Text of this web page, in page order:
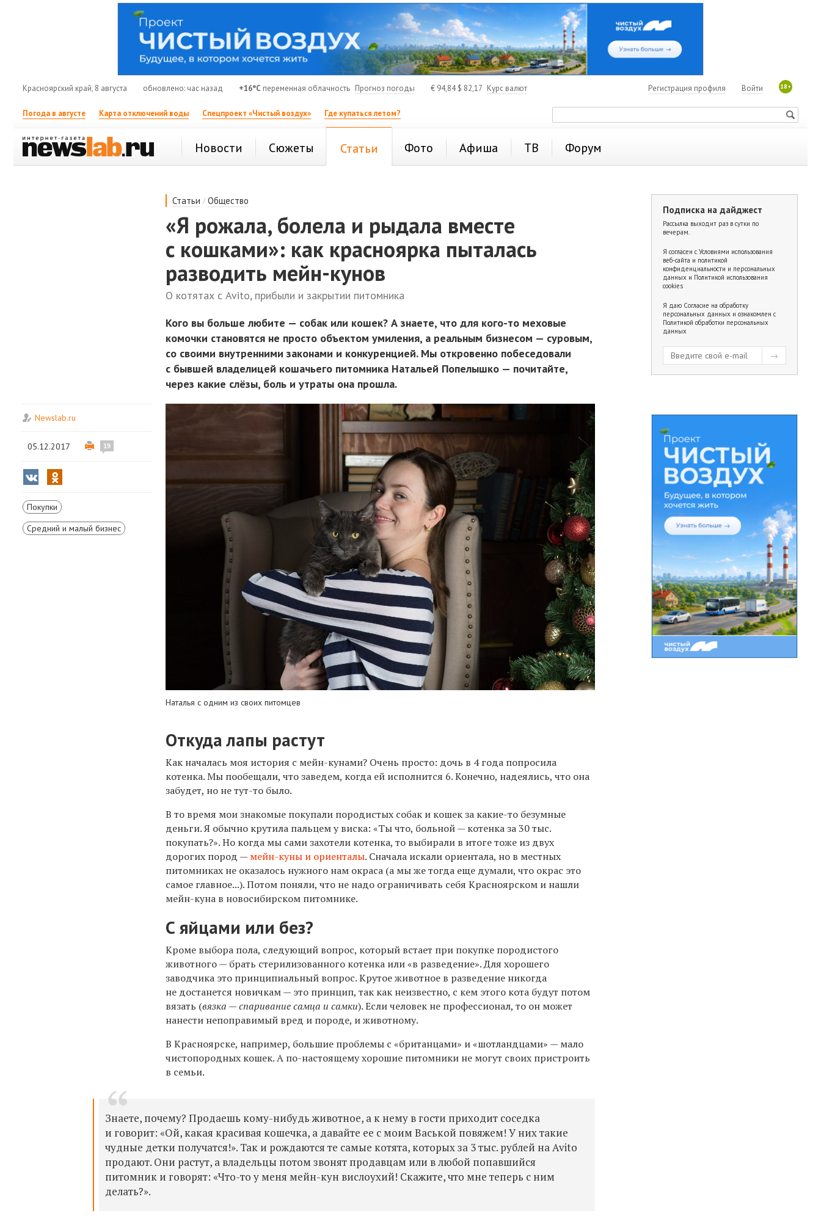
Красноярский край, 8 августа обновлено: час назад +16°C переменная облачность Прогноз погоды € 94,84$ 82,17 Курс валют 18+
Войти
Регистрация профиля
Погода в августе Карта отключений воды Спецпроект «Чистый воздух» Где купаться летом?
Новости Сюжеты Статьи Фото Афиша ТВ Форум
Статьи /Общество
«Я рожала, болела и рыдала вместе
с кошками»: как красноярка пыталась
разводить мейн-кунов
О котятах с Avito, прибыли и закрытии питомника
Кого вы больше любите — собак или кошек? А знаете, что для кого-то меховые
комочки становятся не просто объектом умиления, а реальным бизнесом — суровым,
со своими внутренними законами и конкуренцией. Мы откровенно побеседовали
с бывшей владелицей кошачьего питомника Натальей Попелышко — почитайте,
через какие слёзы, боль и утраты она прошла.
Newslab.ru
05.12.2017 19
Покупки
Средний и малый бизнес
Наталья с одним из своих питомцев
Откуда лапы растут
Как началась моя история с мейн-кунами? Очень просто: дочь в 4 года попросила
котенка. Мы пообещали, что заведем, когда ей исполнится 6. Конечно, надеялись, что она
забудет, но не тут-то было.
В то время мои знакомые покупали породистых собак и кошек за какие-то безумные
деньги. Я обычно крутила пальцем у виска: «Ты что, больной — котенка за 30 тыс.
покупать?». Но когда мы сами захотели котенка, то выбирали в итоге тоже из двух
дорогих пород — мейн-куны и ориенталы. Сначала искали ориентала, но в местных
питомниках не оказалось нужного нам окраса (а мы же тогда еще думали, что окрас это
самое главное...). Потом поняли, что не надо ограничивать себя Красноярском и нашли
мейн-куна в новосибирском питомнике.
С яйцами или без?
Кроме выбора пола, следующий вопрос, который встает при покупке породистого
животного — брать стерилизованного котенка или «в разведение». Для хорошего
заводчика это принципиальный вопрос. Крутое животное в разведение никогда
не достанется новичкам — это принцип, так как неизвестно, с кем этого кота будут потом
вязать (вязка — спаривание самца и самки). Если человек не профессионал, то он может
нанести непоправимый вред и породе, и животному.
В Красноярске, например, большие проблемы с «британцами» и «шотландцами» — мало
чистопородных кошек. А по-настоящему хорошие питомники не могут своих пристроить
в семьи.
Знаете, почему? Продаешь кому-нибудь животное, а к нему в гости приходит соседка
и говорит: «Ой, какая красивая кошечка, а давайте ее с моим Васькой повяжем! У них такие
чудные детки получатся!». Так и рождаются те самые котята, которых за 3 тыс. рублей на Avito
продают. Они растут, а владельцы потом звонят продавцам или в любой попавшийся
питомник и говорят: «Что-то у меня мейн-кун вислоухий! Скажите, что мне теперь с ним
делать?».
Подписка на дайджест
Рассылка выходит раз в сутки по
вечерам.
Я согласен с Условиями использования
веб-сайта и политикой
конфиденциальности и персональных
данных и Политикой использования
cookies
Я даю Согласие на обработку
персональных данных и ознакомлен с
Политикой обработки персональных
данных